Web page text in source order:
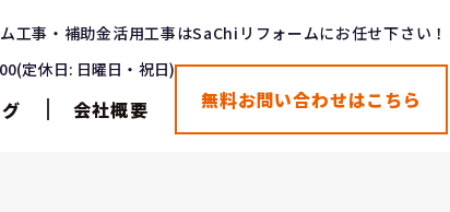
工事・補助金活用工事はSaChiリフォームにお任せ下さい！
定休日: 日曜日・祝日)
会社概要 無料お問い合わせはこちら